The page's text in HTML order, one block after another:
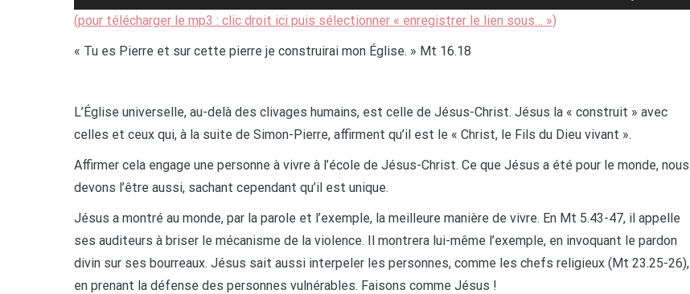
audio
les
le
(pour télécharger le mp3 : clic droit ici puis sélectionner « enregistrer le lien sous… »)
« Tu es Pierre et sur cette pierre je construirai mon Église. » Mt 16.18
L’Église universelle, au-delà des clivages humains, est celle de Jésus-Christ. Jésus la « construit » avec
celles et ceux qui, à la suite de Simon-Pierre, affirment qu’il est le « Christ, le Fils du Dieu vivant ».
Affirmer cela engage une personne à vivre à l’école de Jésus-Christ. Ce que Jésus a été pour le monde, nous
devons l’être aussi, sachant cependant qu’il est unique.
Jésus a montré au monde, par la parole et l’exemple, la meilleure manière de vivre. En Mt 5.43-47, il appelle
ses auditeurs à briser le mécanisme de la violence. Il montrera lui-même l’exemple, en invoquant le pardon
divin sur ses bourreaux. Jésus sait aussi interpeler les personnes, comme les chefs religieux (Mt 23.25-26),
en prenant la défense des personnes vulnérables. Faisons comme Jésus !